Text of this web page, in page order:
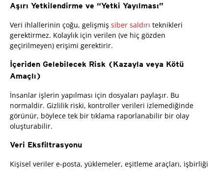
Aşırı Yetkilendirme ve “Yetki Yayılması”
Veri ihlallerinin çoğu, gelişmiş siber saldırı teknikleri
gerektirmez. Kolaylık için verilen (ve hiç gözden
geçirilmeyen) erişimi gerektirir.
İçeriden Gelebilecek Risk (Kazayla veya Kötü
Amaçlı)
İnsanlar işlerin yapılması için dosyaları paylaşır. Bu
normaldir. Gizlilik riski, kontroller verileri izlemediğinde
görünür, böylece tek bir tıklama raporlanabilir bir olay
oluşturabilir.
Veri Eksfiltrasyonu
Kişisel veriler e-posta, yüklemeler, eşitleme araçları, işbirliği